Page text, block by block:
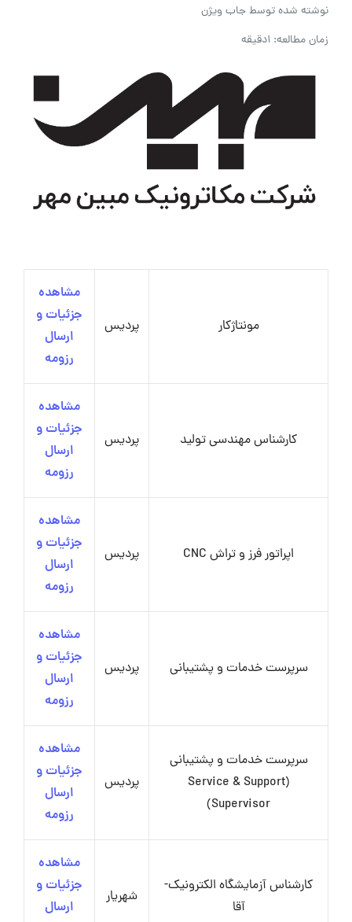
نوشته شده توسطجاب ویژن
زمان مطالعه: 1دقیقه
مونتاژکار پردیس
مشاهده
جزئیات و
ارسال
رزومه
کارشناس مهندسی تولید پردیس
مشاهده
جزئیات و
ارسال
رزومه
اپراتور فرز و تراش CNC پردیس
مشاهده
جزئیات و
ارسال
رزومه
سرپرست خدمات و پشتیبانی پردیس
مشاهده
جزئیات و
ارسال
رزومه
سرپرست خدمات و پشتیبانی
(Service & Support
Supervisor)
پردیس
مشاهده
جزئیات و
ارسال
رزومه
کارشناس آزمایشگاه الکترونیک-
آقا
شهریار
مشاهده
جزئیات و
ارسال